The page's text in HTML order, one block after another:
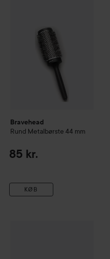
Bravehead
Rund Metalbørste 44 mm
85 kr.
KØB